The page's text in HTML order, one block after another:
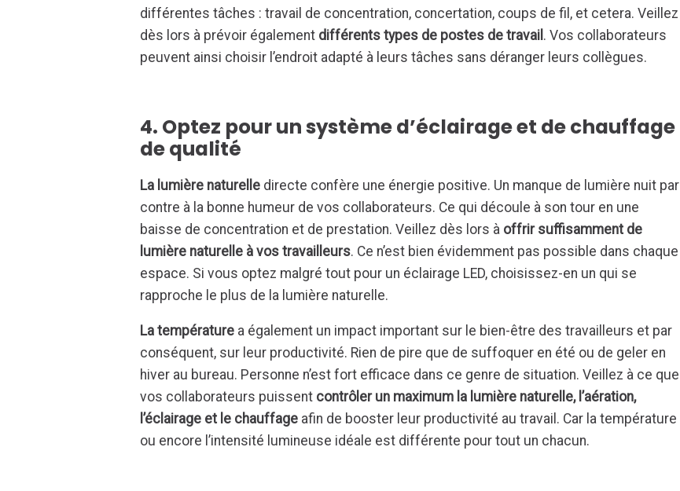
différentes tâches : travail de concentration, concertation, coups de fil, et cetera. Veillez
dès lors à prévoir également différents types de postes de travail . Vos collaborateurs
peuvent ainsi choisir l’endroit adapté à leurs tâches sans déranger leurs collègues.
4. Optez pour un système d’éclairage et de chauffage
de qualité
La lumière naturelle directe confère une énergie positive. Un manque de lumière nuit par
contre à la bonne humeur de vos collaborateurs. Ce qui découle à son tour en une
baisse de concentration et de prestation. Veillez dès lors à offrir suffisamment de
lumière naturelle à vos travailleurs. Ce n’est bien évidemment pas possible dans chaque
espace. Si vous optez malgré tout pour un éclairage LED, choisissez-en un qui se
rapproche le plus de la lumière naturelle.
La température a également un impact important sur le bien-être des travailleurs et par
conséquent, sur leur productivité. Rien de pire que de suffoquer en été ou de geler en
hiver au bureau. Personne n’est fort efficace dans ce genre de situation. Veillez à ce que
vos collaborateurs puissent contrôler un maximum la lumière naturelle, l’aération,
l’éclairage et le chauffage afin de booster leur productivité au travail. Car la température
ou encore l’intensité lumineuse idéale est différente pour tout un chacun.